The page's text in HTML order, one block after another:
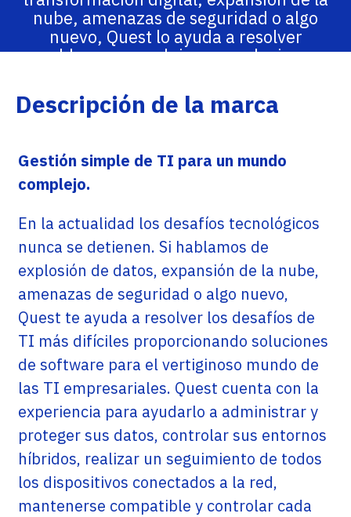
nube, amenazas de seguridad o algo
nuevo, Quest lo ayuda a resolver
problemas complejos con soluciones
Descripción de la marca
Gestión simple de TI para un mundo
complejo.
En la actualidad los desafíos tecnológicos
nunca se detienen. Si hablamos de
explosión de datos, expansión de la nube,
amenazas de seguridad o algo nuevo,
Quest te ayuda a resolver los desafíos de
TI más difíciles proporcionando soluciones
de software para el vertiginoso mundo de
las TI empresariales. Quest cuenta con la
experiencia para ayudarlo a administrar y
proteger sus datos, controlar sus entornos
híbridos, realizar un seguimiento de todos
los dispositivos conectados a la red,
mantenerse compatible y controlar cada